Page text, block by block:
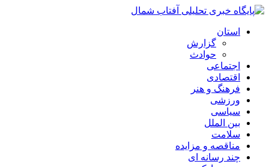
استان
گزارش
حوادث
اجتماعی
اقتصادی
فرهنگ و هنر
ورزشی
سیاسی
بین الملل
سلامت
مناقصه و مزایده
چند رسانه ای